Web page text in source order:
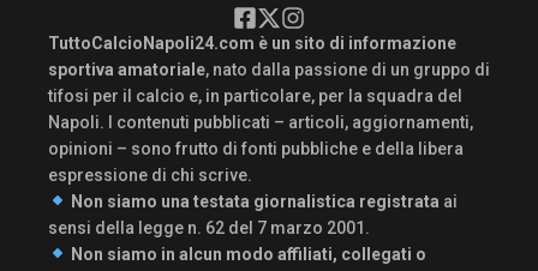
TuttoCalcioNapoli24.com è un sito di informazione
sportiva amatoriale, nato dalla passione di un gruppo di
tifosi per il calcio e, in particolare, per la squadra del
Napoli. I contenuti pubblicati – articoli, aggiornamenti,
opinioni – sono frutto di fonti pubbliche e della libera
espressione di chi scrive.
Non siamo una testata giornalistica registrata ai
sensi della legge n. 62 del 7 marzo 2001.
Non siamo in alcun modo affiliati, collegati o